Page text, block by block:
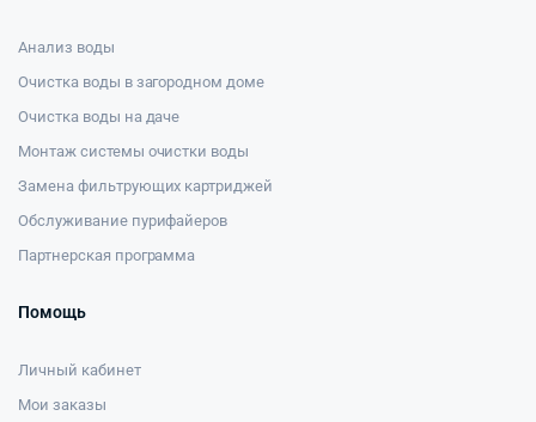
Анализ воды
Очистка воды в загородном доме
Очистка воды на даче
Монтаж системы очистки воды
Замена фильтрующих картриджей
Обслуживание пурифайеров
Партнерская программа
Помощь
Личный кабинет
Мои заказы